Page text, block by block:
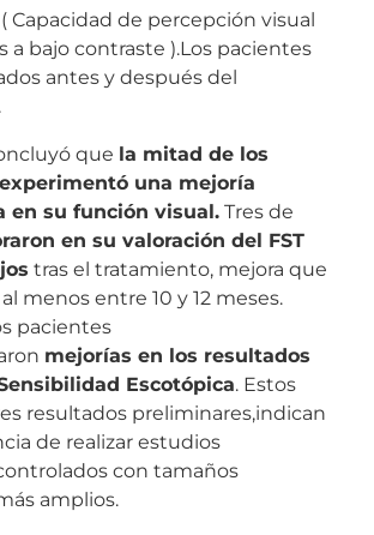
Capacidad de percepción visual
a bajo contraste ).Los pacientes
antes y después del
que la mitad de los
una mejoría
en su función visual. Tres de
en su valoración del FST
tras el tratamiento, mejora que
menos entre 10 y 12 meses.
pacientes
mejorías en los resultados
Escotópica. Estos
resultados preliminares,indican
de realizar estudios
con tamaños
amplios.